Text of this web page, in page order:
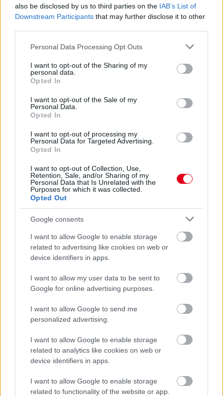
also be disclosed by us to third parties on the IAB’s List of
Downstream Participants that may further disclose it to other
Please note that this website/app uses one or more Google
not limited to your visit or usage behaviour. You may click to
grant or deny consent to Google and its third-party tags to
use your data for below specified purposes in below Google
consent section.
Personal Data Processing Opt Outs
I want to opt-out of the Sharing of my
personal data.
Opted In
I want to opt-out of the Sale of my
Personal Data.
Opted In
I want to opt-out of processing my
Personal Data for Targeted Advertising.
Opted In
I want to opt-out of Collection, Use,
Retention, Sale, and/or Sharing of my
Personal Data that Is Unrelated with the
Purposes for which it was collected.
Opted Out
Google consents
I want to allow Google to enable storage
related to advertising like cookies on web or
device identifiers in apps.
I want to allow my user data to be sent to
Google for online advertising purposes.
I want to allow Google to send me
personalized advertising.
I want to allow Google to enable storage
related to analytics like cookies on web or
device identifiers in apps.
I want to allow Google to enable storage
related to functionality of the website or app.
Megvan, mikor kezdődik az F1-es Bahreini Nagydíj
Ilyen lehet a jövő F1-es szabályrendszere Domenicali